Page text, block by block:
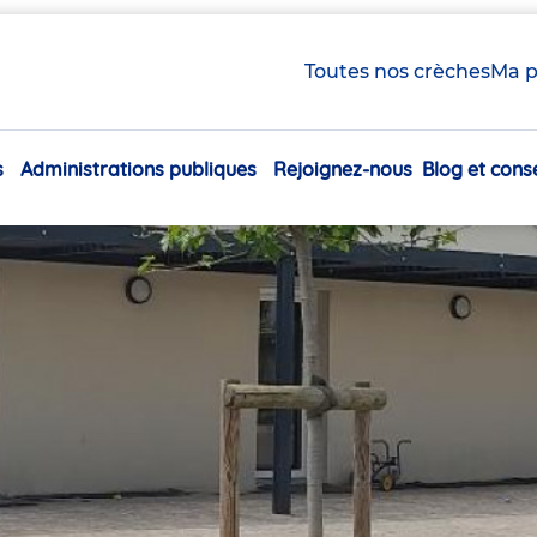
Toutes nos crèchesMa
Navigation
Administrations publiques Rejoignez-nous Blog et